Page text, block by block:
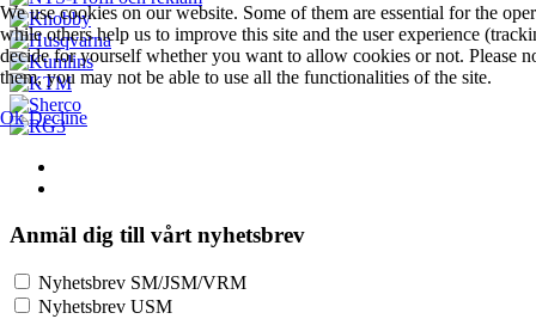
Anmäl dig till vårt nyhetsbrev
Nyhetsbrev SM/JSM/VRM
Nyhetsbrev USM
We use cookies on our website. Some of them are essential for the
while others help us to improve this site and the user experience
decide for yourself whether you want to allow cookies or not. Please
them, you may not be able to use all the functionalities of the site.
Ok Decline